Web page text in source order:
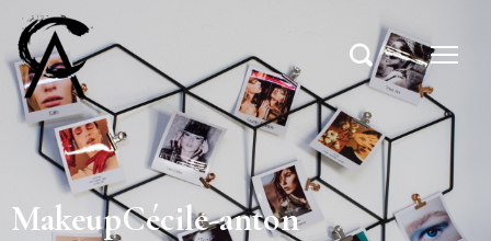
MakeupCécile-anton